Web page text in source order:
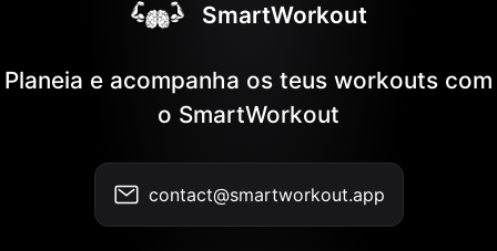
SmartWorkout
Planeia e acompanha os teus workouts com
o SmartWorkout
contact@smartworkout.app